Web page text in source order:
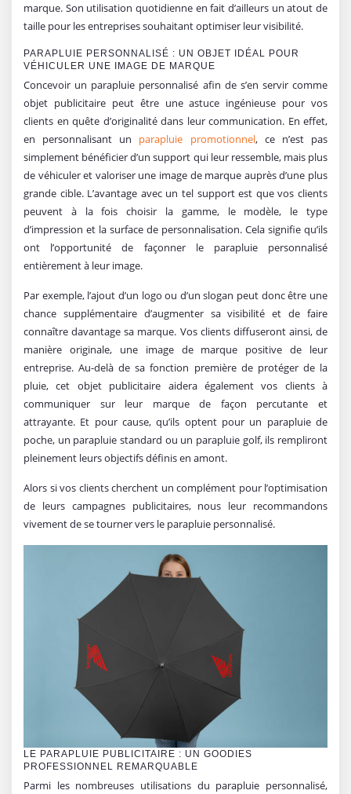
marque. Son utilisation quotidienne en fait d’ailleurs un atout de
taille pour les entreprises souhaitant optimiser leur visibilité.
PARAPLUIE PERSONNALISÉ : UN OBJET IDÉAL POUR
VÉHICULER UNE IMAGE DE MARQUE
Concevoir un parapluie personnalisé afin de s’en servir comme
objet publicitaire peut être une astuce ingénieuse pour vos
clients en quête d’originalité dans leur communication. En effet,
en personnalisant un parapluie promotionnel, ce n’est pas
simplement bénéficier d’un support qui leur ressemble, mais plus
de véhiculer et valoriser une image de marque auprès d’une plus
grande cible. L’avantage avec un tel support est que vos clients
peuvent à la fois choisir la gamme, le modèle, le type
d’impression et la surface de personnalisation. Cela signifie qu’ils
ont l’opportunité de façonner le parapluie personnalisé
entièrement à leur image.
Par exemple, l’ajout d’un logo ou d’un slogan peut donc être une
chance supplémentaire d’augmenter sa visibilité et de faire
connaître davantage sa marque. Vos clients diffuseront ainsi, de
manière originale, une image de marque positive de leur
entreprise. Au-delà de sa fonction première de protéger de la
pluie, cet objet publicitaire aidera également vos clients à
communiquer sur leur marque de façon percutante et
attrayante. Et pour cause, qu’ils optent pour un parapluie de
poche, un parapluie standard ou un parapluie golf, ils rempliront
pleinement leurs objectifs définis en amont.
Alors si vos clients cherchent un complément pour l’optimisation
de leurs campagnes publicitaires, nous leur recommandons
vivement de se tourner vers le parapluie personnalisé.
LE PARAPLUIE PUBLICITAIRE : UN GOODIES
PROFESSIONNEL REMARQUABLE
Parmi les nombreuses utilisations du parapluie personnalisé,